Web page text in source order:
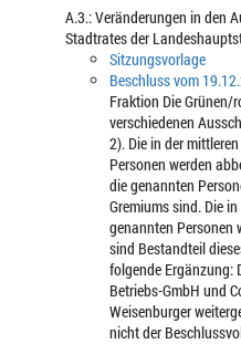
A.3.: Veränderungen in den
Stadtrates der
Sitzungsvorlage
Beschluss vom
Fraktion Die Grünen/
verschiedenen
2). Die in der
Personen werden
die genannten
Gremiums sind. Die
genannten Personen
sind Bestandteil
folgende Ergänzung:
Betriebs-GmbH und
Weisenburger
nicht der